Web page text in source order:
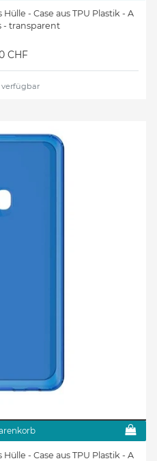
- Case aus TPU Plastik - A
- transparent
CHF
verfügbar
- Case aus TPU Plastik - A